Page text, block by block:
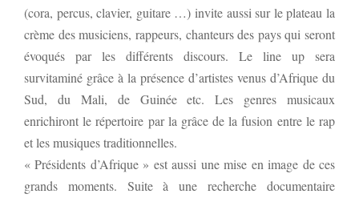
(cora, percus, clavier, guitare …) invite aussi sur le plateau la
crème des musiciens, rappeurs, chanteurs des pays qui seront
évoqués par les différents discours. Le line up sera
survitaminé grâce à la présence d’artistes venus d’Afrique du
Sud, du Mali, de Guinée etc. Les genres musicaux
enrichiront le répertoire par la grâce de la fusion entre le rap
et les musiques traditionnelles.
« Présidents d’Afrique » est aussi une mise en image de ces
grands moments. Suite à une recherche documentaire